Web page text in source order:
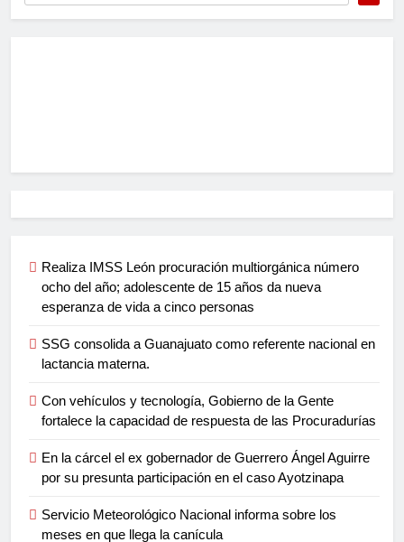
Realiza IMSS León procuración multiorgánica número
ocho del año; adolescente de 15 años da nueva
esperanza de vida a cinco personas
SSG consolida a Guanajuato como referente nacional en
lactancia materna.
Con vehículos y tecnología, Gobierno de la Gente
fortalece la capacidad de respuesta de las Procuradurías
En la cárcel el ex gobernador de Guerrero Ángel Aguirre
por su presunta participación en el caso Ayotzinapa
Servicio Meteorológico Nacional informa sobre los
meses en que llega la canícula